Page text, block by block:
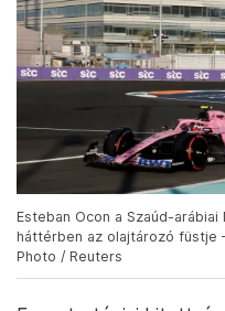
rakétáknak sikerült
áldozatainak száma
2022-ben fontos
a dzsiddai
rakétacsapással , vagy
elleni összehangolt